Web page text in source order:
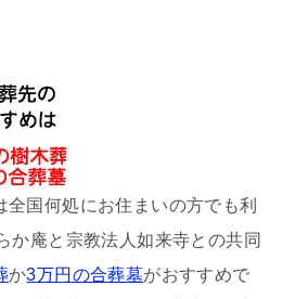
国何処にお住まいの方でも利
か庵と宗教法人如来寺との共同
か3万円の合葬墓がおすすめで